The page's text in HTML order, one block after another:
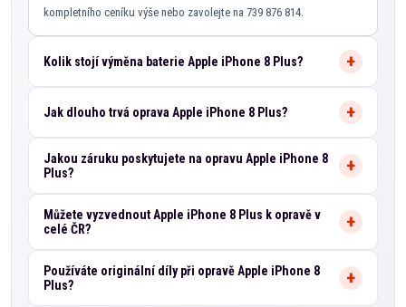
kompletního ceníku výše nebo zavolejte na 739 876 814.
Kolik stojí výměna baterie Apple iPhone 8 Plus?
Jak dlouho trvá oprava Apple iPhone 8 Plus?
Jakou záruku poskytujete na opravu Apple iPhone 8
Plus?
Můžete vyzvednout Apple iPhone 8 Plus k opravě v
celé ČR?
Používáte originální díly při opravě Apple iPhone 8
Plus?